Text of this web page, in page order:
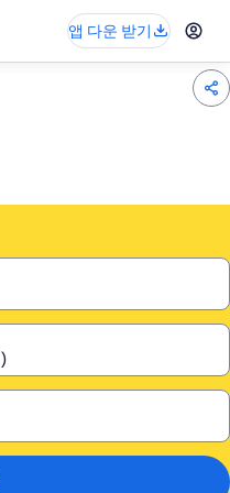
앱 다운 받기